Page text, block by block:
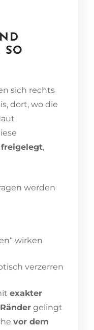
SO
sich rechts
dort, wo die
,
werden
wirken
verzerren
exakter
gelingt
vor dem